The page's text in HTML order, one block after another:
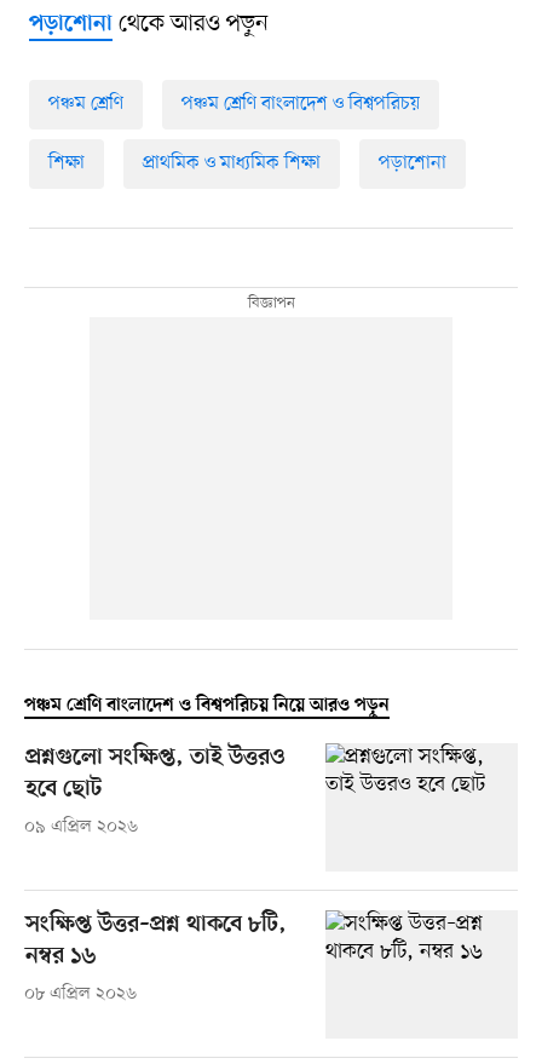
পড়াশোনাথেকে আরও পড়ুন
পঞ্চম শ্রেণি পঞ্চম শ্রেণি বাংলাদেশ ও বিশ্বপরিচয়
শিক্ষা প্রাথমিক ও মাধ্যমিক শিক্ষা পড়াশোনা
পঞ্চম শ্রেণি বাংলাদেশ ও বিশ্বপরিচয় নিয়ে আরও পড়ুন
প্রশ্নগুলো সংক্ষিপ্ত, তাই উত্তরও
হবে ছোট
০৯ এপ্রিল ২০২৬
সংক্ষিপ্ত উত্তর–প্রশ্ন থাকবে ৮টি,
নম্বর ১৬
০৮ এপ্রিল ২০২৬